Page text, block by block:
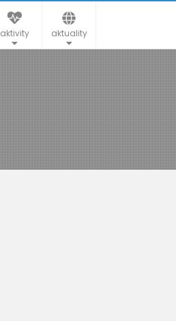
aktivity aktuality